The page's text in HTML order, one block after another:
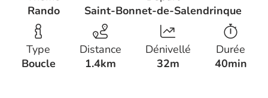
Rando
Saint-Bonnet-de-Salendrinque
Type
Boucle
Distance
1.4km
Dénivellé
32m
Durée
40min